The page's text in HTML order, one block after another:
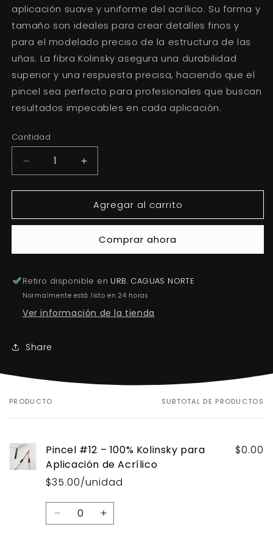
aplicación suave y uniforme del acrílico. Su forma y
tamaño son ideales para crear detalles finos y
para el modelado preciso de la estructura de las
uñas. La fibra Kolinsky asegura una durabilidad
superior y una respuesta precisa, haciendo que el
pincel sea perfecto para profesionales que buscan
resultados impecables en cada aplicación.
Cantidad
Reducir
cantidad
para
#12
Kolinsky
Aplicación
de
Acrílico
Aumentar
cantidad
para
Pincel
#12
100%
Kolinsky
Aplicación
de
Acrílico
Agregar al carrito
Comprar ahora
Retiro disponible en URB. CAGUAS NORTE
Normalmente está listo en 24 horas
Ver información de la tienda
Share
Tu
PRODUCTO SUBTOTAL DE PRODUCTOS
Pincel #12 – 100% Kolinsky para
Aplicación de Acrílico
$35.00/unidad
$0.00
Cantidad
Reducir
Aumentar